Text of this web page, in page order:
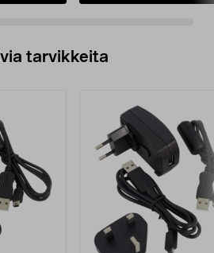
tarvikkeita